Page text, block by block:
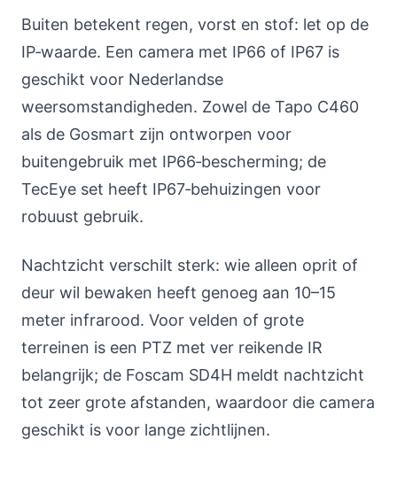
Buiten betekent regen, vorst en stof: let op de
IP‑waarde. Een camera met IP66 of IP67 is
geschikt voor Nederlandse
weersomstandigheden. Zowel de Tapo C460
als de Gosmart zijn ontworpen voor
buitengebruik met IP66‑bescherming; de
TecEye set heeft IP67‑behuizingen voor
robuust gebruik.
Nachtzicht verschilt sterk: wie alleen oprit of
deur wil bewaken heeft genoeg aan 10–15
meter infrarood. Voor velden of grote
terreinen is een PTZ met ver reikende IR
belangrijk; de Foscam SD4H meldt nachtzicht
tot zeer grote afstanden, waardoor die camera
geschikt is voor lange zichtlijnen.